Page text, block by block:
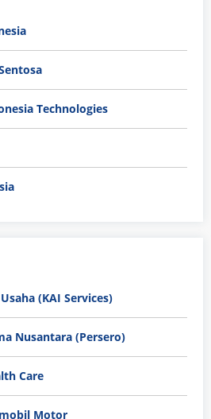
Technologies
(KAI Services)
Nusantara (Persero)
Care
Motor